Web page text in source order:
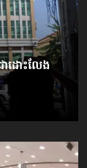
ា​ដោះលែង​